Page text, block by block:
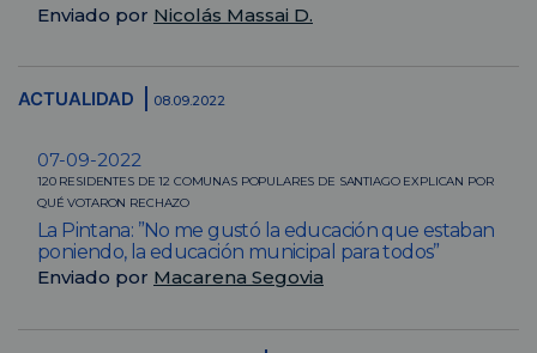
Enviado por Nicolás Massai D.
ACTUALIDAD 08.09.2022
07-09-2022
120 RESIDENTES DE 12 COMUNAS POPULARES DE SANTIAGO EXPLICAN POR
QUÉ VOTARON RECHAZO
La Pintana: ”No me gustó la educación que estaban
poniendo, la educación municipal para todos”
Enviado por Macarena Segovia